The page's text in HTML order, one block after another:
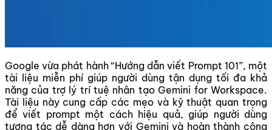
Google vừa phát hành “Hướng dẫn viết Prompt 101”, một
tài liệu miễn phí giúp người dùng tận dụng tối đa khả
năng của trợ lý trí tuệ nhân tạo Gemini for Workspace.
Tài liệu này cung cấp các mẹo và kỹ thuật quan trọng
để viết prompt một cách hiệu quả, giúp người dùng
tương tác dễ dàng hơn với Gemini và hoàn thành công